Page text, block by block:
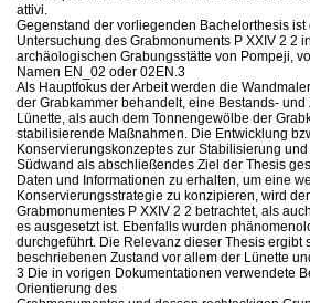
attivi.
Gegenstand der vorliegenden Bachelorthesis
Untersuchung des Grabmonuments P XXIV 2 2
archäologischen Grabungsstätte von Pompeji,
Namen EN_02 oder 02EN.3
Als Hauptfokus der Arbeit werden die
der Grabkammer behandelt, eine Bestands-
Lünette, als auch dem Tonnengewölbe der
stabilisierende Maßnahmen. Die Entwicklung
Konservierungskonzeptes zur Stabilisierung
Südwand als abschließendes Ziel der Thesis
Daten und Informationen zu erhalten, um eine
Konservierungsstrategie zu konzipieren, wird
Grabmonumentes P XXIV 2 2 betrachtet, als
es ausgesetzt ist. Ebenfalls wurden
durchgeführt. Die Relevanz dieser Thesis ergibt
beschriebenen Zustand vor allem der Lünette
3 Die in vorigen Dokumentationen verwendete
Orientierung des